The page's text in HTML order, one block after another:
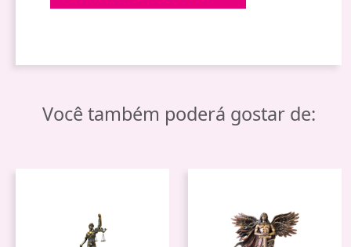
Você também poderá gostar de: